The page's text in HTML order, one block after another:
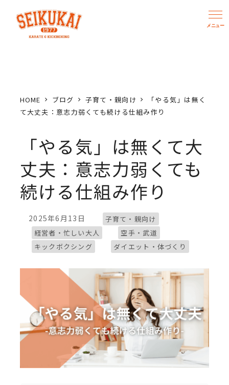
HOME ブログ 子育て・親向け
「やる気」は無く
て大丈夫：意志力弱くても続ける仕組み作り
「やる気」は無くて大
丈夫：意志力弱くても
続ける仕組み作り
投稿日
2025年6月13日 ブログカテゴリー
子育て・親向け
ブログカテゴリー
経営者・忙しい大人 ブログカテゴリー
空手・武道
ブログカテゴリー
キックボクシング ブログカテゴリー
ダイエット・体づくり